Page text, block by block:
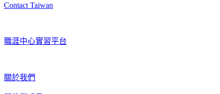
Contact Taiwan
職涯中心實習平台
關於我們